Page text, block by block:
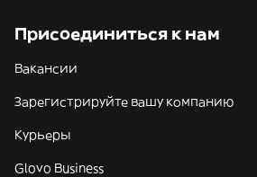
Присоединиться к нам
Вакансии
Зарегистрируйте вашу компанию
Курьеры
Glovo Business